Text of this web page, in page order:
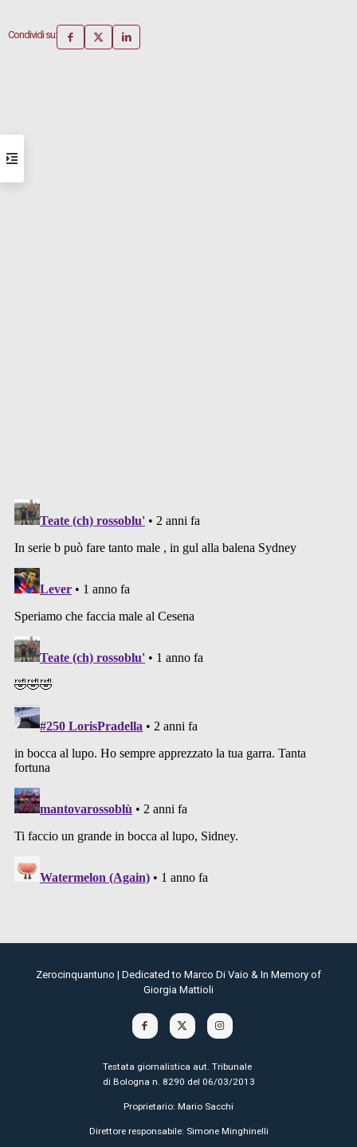
Condividi su:
Zerocinquantuno | Dedicated to Marco Di Vaio & In Memory of
Giorgia Mattioli
Testata giornalistica aut. Tribunale
di Bologna n. 8290 del 06/03/2013
Proprietario: Mario Sacchi
Direttore responsabile: Simone Minghinelli